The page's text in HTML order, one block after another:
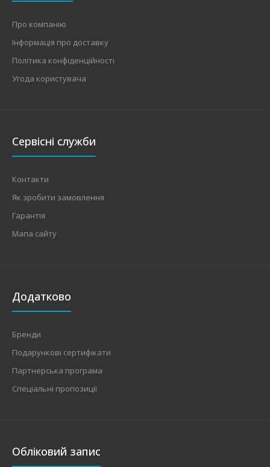
Про компанію
Інформація про доставку
Політика конфіденційності
Угода користувача
Сервісні служби
Контакти
Як зробити замовлення
Гарантія
Мапа сайту
Додатково
Бренди
Подарункові сертифікати
Партнерська програма
Спеціальні пропозиції
Обліковий запис